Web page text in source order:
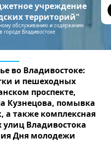
учреждение
территорий"
обслуживанию и содержанию
городе Владивостоке
во Владивостоке:
и пешеходных
проспекте,
Кузнецова, помывка
а также комплексная
Владивостока
Дня молодежи